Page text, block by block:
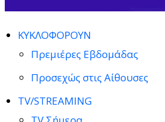
ΚΥΚΛΟΦΟΡΟΥΝ
Πρεμιέρες Εβδομάδας
Προσεχώς στις Αίθουσες
TV/STREAMING